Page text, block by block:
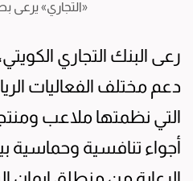
«التجاري» يرعى
رعى البنك التجاري
دعم مختلف الفعاليات
التي نظمتها ملاعب
أجواء تنافسية وحماسية